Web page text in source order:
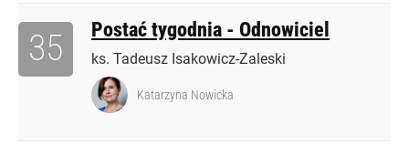
Postać tygodnia - Odnowiciel
ks. Tadeusz Isakowicz-Zaleski
35
Katarzyna Nowicka